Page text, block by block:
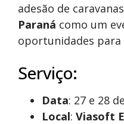
adesão de
Paraná como um
oportunidades para
Serviço:
Data: 27 e 28
Local: Viasoft